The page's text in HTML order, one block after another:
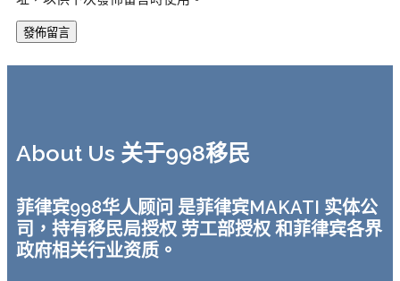
About Us 关于998移民
菲律宾998华人顾问 是菲律宾MAKATI 实体公
司，持有移民局授权 劳工部授权 和菲律宾各界
政府相关行业资质。